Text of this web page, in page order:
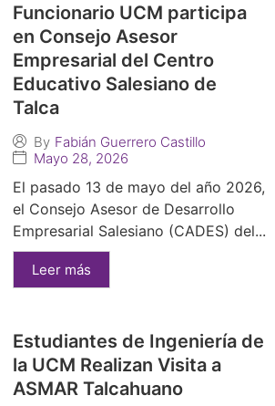
Funcionario UCM participa
en Consejo Asesor
Empresarial del Centro
Educativo Salesiano de
Talca
By Fabián Guerrero Castillo
Mayo 28, 2026
El pasado 13 de mayo del año 2026,
el Consejo Asesor de Desarrollo
Empresarial Salesiano (CADES) del...
Leer más
Estudiantes de Ingeniería de
la UCM Realizan Visita a
ASMAR Talcahuano